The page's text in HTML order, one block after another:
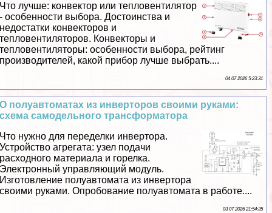
Что лучше: конвектор или тепловентилятор
- особенности выбора. Достоинства и
недостатки конвекторов и
тепловентиляторов. Конвекторы и
тепловентиляторы: особенности выбора, рейтинг
производителей, какой прибор лучше выбрать....
04 07 2026 5:23:31
О полуавтоматах из инверторов своими руками:
схема самодельного трaнcформатора
Что нужно для переделки инвертора.
Устройство агрегата: узел подачи
расходного материала и горелка.
Электронный управляющий модуль.
Изготовление полуавтомата из инвертора
своими руками. Опробование полуавтомата в работе....
03 07 2026 21:54:35